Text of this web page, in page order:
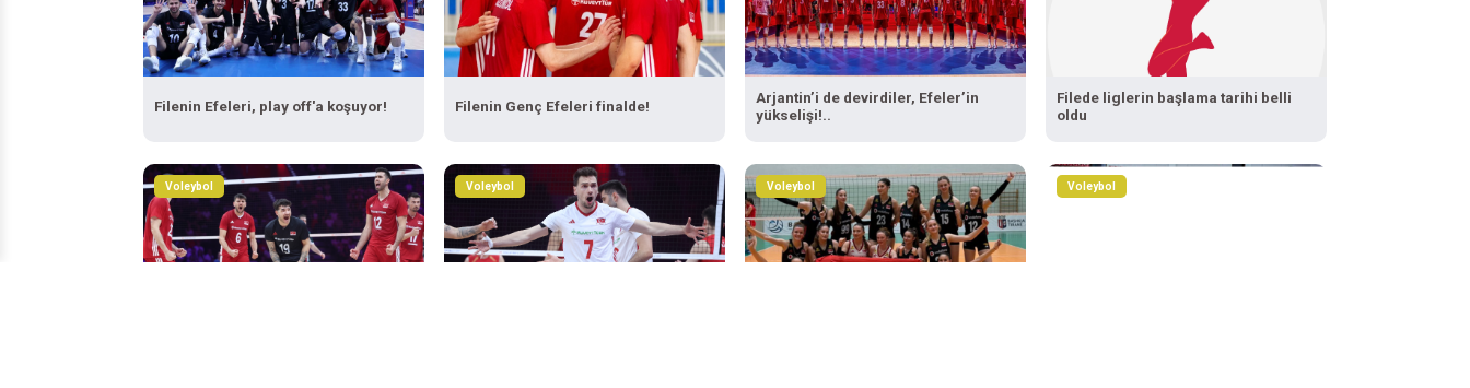
Filenin Efeleri, play off'a koşuyor! Filenin Genç Efeleri finalde!
Arjantin’i de devirdiler, Efeler’in
yükselişi!..
Filede liglerin başlama tarihi belli
oldu
Voleybol Voleybol Voleybol Voleybol